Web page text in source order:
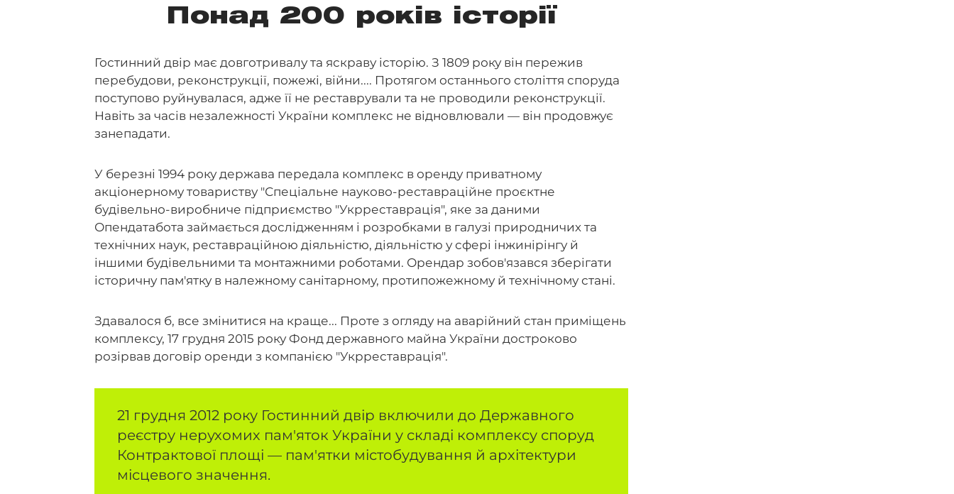
Понад 200 років історії
Гостинний двір має довготривалу та яскраву історію. З 1809 року він пережив
перебудови, реконструкції, пожежі, війни.... Протягом останнього століття споруда
поступово руйнувалася, адже її не реставрували та не проводили реконструкції.
Навіть за часів незалежності України комплекс не відновлювали — він продовжує
занепадати.
У березні 1994 року держава передала комплекс в оренду приватному
акціонерному товариству "Спеціальне науково-реставраційне проєктне
будівельно-виробниче підприємство "Укрреставрація", яке за даними
Опендатабота займається дослідженням і розробками в галузі природничих та
технічних наук, реставраційною діяльністю, діяльністю у сфері інжинірінгу й
іншими будівельними та монтажними роботами. Орендар зобов'язався зберігати
історичну пам'ятку в належному санітарному, протипожежному й технічному стані.
Здавалося б, все змінитися на краще... Проте з огляду на аварійний стан приміщень
комплексу, 17 грудня 2015 року Фонд державного майна України достроково
розірвав договір оренди з компанією "Укрреставрація".
21 грудня 2012 року Гостинний двір включили до Державного
реєстру нерухомих пам'яток України у складі комплексу споруд
Контрактової площі — пам'ятки містобудування й архітектури
місцевого значення.